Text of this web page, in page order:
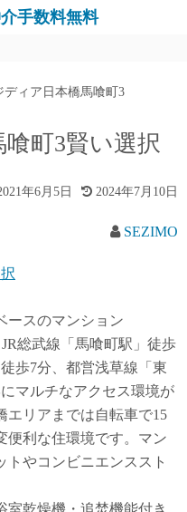
手数料無料
ディア日本橋馬喰町3
町3賢い選択
年6月5日 2024年7月10日
SEZIMO
ースのマンション
総武線「馬喰町駅」徒歩
歩7分、都営浅草線「東
マルチなアクセス環境が
エリアまでは自転車で15
便利な住環境です。マン
トやコンビニエンススト
室乾燥機・追焚機能付き